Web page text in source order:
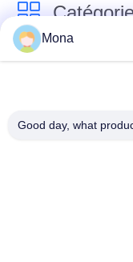
machine d'essai de
Machine d'essai
Mona
Good day, what